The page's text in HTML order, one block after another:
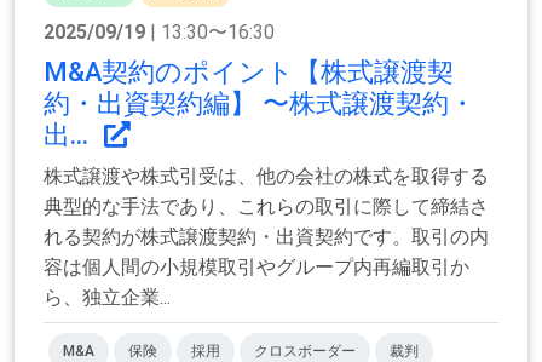
2025/09/19 | 13:30〜16:30
M&A契約のポイント【株式譲渡契
約・出資契約編】 〜株式譲渡契約・
出...
株式譲渡や株式引受は、他の会社の株式を取得する
典型的な手法であり、これらの取引に際して締結さ
れる契約が株式譲渡契約・出資契約です。取引の内
容は個人間の小規模取引やグループ内再編取引か
ら、独立企業...
M&A 保険 採用 クロスボーダー 裁判